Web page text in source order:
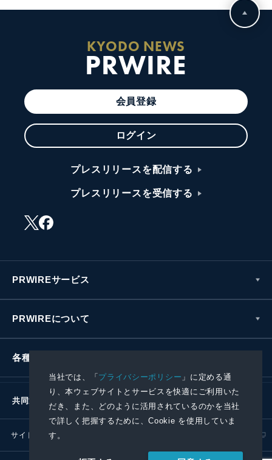
当社では、「プライバシーポリシー 」に定める通
り、本ウェブサイトとサービスを快適にご利用いた
だき、また、どのように活用されているのかを当社
で詳しく把握するために、Cookie を使用していま
す。
KYODO NEWS
PRWIRE
会員登録
ログイン
プレスリリースを配信する
プレスリリースを受信する
PRWIREサービス
PRWIREについて
各種お問い合わせ
共同通信社グループ
サイトポリシー